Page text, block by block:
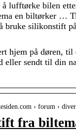
å lufftørke bilen
en biltørker …
bruke silikonstift
hjem på døren,
eller sendt til din
› forum ›
fra